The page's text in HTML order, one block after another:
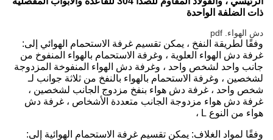
ذات الضلفة الواحدة
دش الهواء. pdf
وفقًا لطريقة النفخ ، يمكن تقسيم غرفة الاستحمام الهوائي إلى:
غرفة دش الهواء العلوية ، وغرفة الاستحمام بالهواء المنفوخ من
جانب واحد لشخص واحد ، وغرفة دش الهواء المنفوخة المزدوجة
لشخصين ، وغرفة الاستحمام بالهواء بالنفخ من ثلاثة جوانب لـ
شخص واحد ، غرفة دش هواء بنفخ مزدوج الجانب لشخصين ،
غرفة دش هواء مزدوجة الجانب متعددة الأشخاص ، غرفة دش
هواء من النوع L ،
وفقًا لمواد الغلاف: يمكن تقسيم غرفة الاستحمام الهوائية إلى: